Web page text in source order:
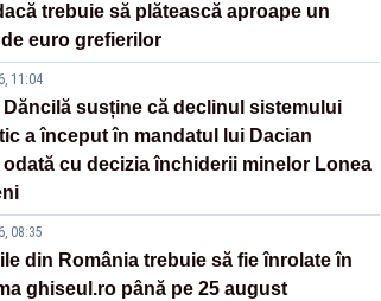
trebuie să plătească aproape un
euro grefierilor
11:04
susține că declinul sistemului
a început în mandatul lui Dacian
cu decizia închiderii minelor Lonea
08:35
din România trebuie să fie înrolate în
ghiseul.ro până pe 25 august